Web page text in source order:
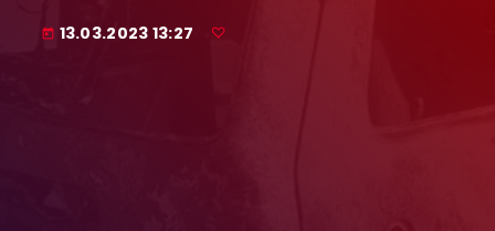
today 13.03.2023 13:27